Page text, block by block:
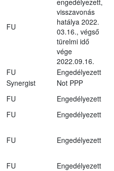
FU
engedélyezett,
visszavonás
hatálya 2022.
03.16., végső
türelmi idő
vége
2022.09.16.
FU
Engedélyezett
Synergist
Not PPP
FU
Engedélyezett
FU
Engedélyezett
FU Engedélyezett
FU
Engedélyezett